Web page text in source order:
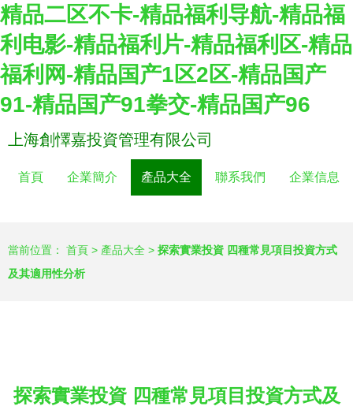
精品二区不卡-精品福利导航-精品福
利电影-精品福利片-精品福利区-精品
福利网-精品国产1区2区-精品国产
91-精品国产91拳交-精品国产96
上海創懌嘉投資管理有限公司
首頁 企業簡介 產品大全 聯系我們 企業信息
當前位置： 首頁 > 產品大全 > 探索實業投資 四種常見項目投資方式
及其適用性分析
探索實業投資 四種常見項目投資方式及